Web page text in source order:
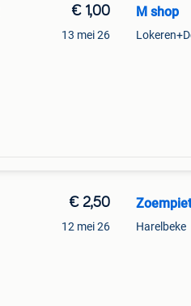
€ 1,00
13 mei 26
M shop
€ 2,50
12 mei 26 Harelbeke